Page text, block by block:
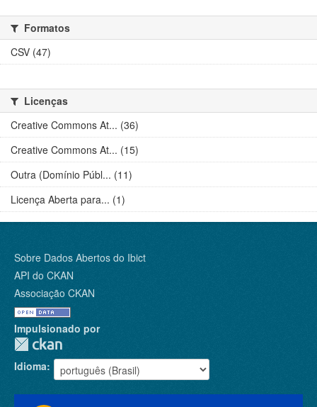
Formatos
CSV (47)
Licenças
Creative Commons At... (36)
Creative Commons At... (15)
Outra (Domínio Públ... (11)
Licença Aberta para... (1)
Sobre Dados Abertos do Ibict
API do CKAN
Associação CKAN
Impulsionado por
Idioma